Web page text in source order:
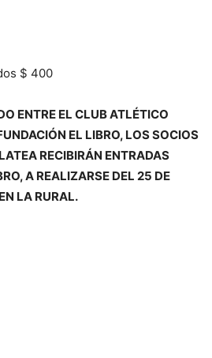
$ 400
ENTRE EL CLUB ATLÉTICO
EL LIBRO, LOS SOCIOS
RECIBIRÁN ENTRADAS
A REALIZARSE DEL 25 DE
LA RURAL.